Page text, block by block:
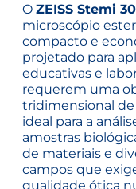
OZEISS Stemi
microscópio
compacto e
projetado para
educativas e
requerem uma
tridimensional de
ideal para a
amostras
de materiais e
campos que
qualidade ótica